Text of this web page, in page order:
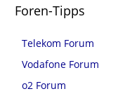
Foren-Tipps
Telekom Forum
Vodafone Forum
o2 Forum